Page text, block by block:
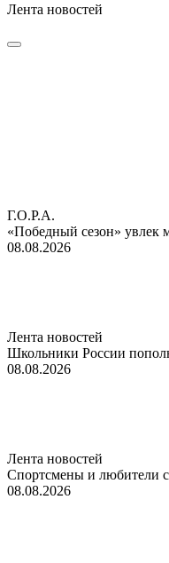
Лента новостей
Г.О.Р.А.
«Победный сезон» увлек
08.08.2026
Лента новостей
Школьники России
08.08.2026
Лента новостей
Спортсмены и любители
08.08.2026